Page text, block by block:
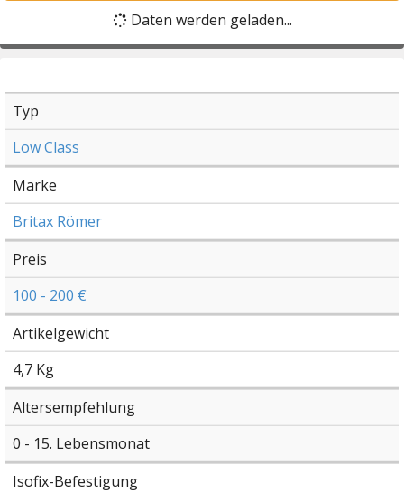
Daten werden geladen...
Typ
Low Class
Marke
Britax Römer
Preis
100 - 200 €
Artikelgewicht
4,7 Kg
Altersempfehlung
0 - 15. Lebensmonat
Isofix-Befestigung